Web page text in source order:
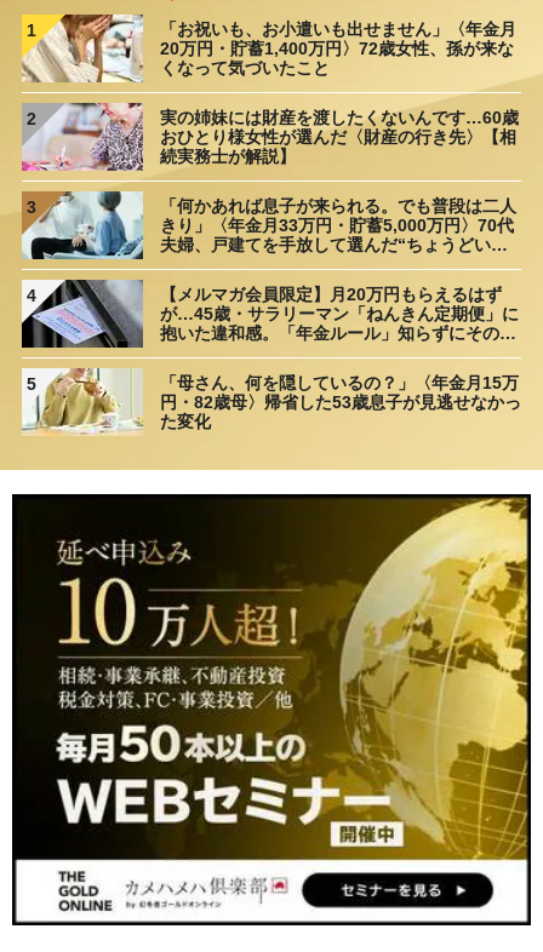
1
「お祝いも、お小遣いも出せません」〈年金月
20万円・貯蓄1,400万円〉72歳女性、孫が来な
くなって気づいたこと
2
実の姉妹には財産を渡したくないんです…60歳
おひとり様女性が選んだ〈財産の行き先〉【相
続実務士が解説】
3
「何かあれば息子が来られる。でも普段は二人
きり」〈年金月33万円・貯蓄5,000万円〉70代
夫婦、戸建てを手放して選んだ“ちょうどいい
距離”
4
【メルマガ会員限定】月20万円もらえるはず
が…45歳・サラリーマン「ねんきん定期便」に
抱いた違和感。「年金ルール」知らずにそのま
ま20年…65歳で受け取ることになる年金額に唖
然「何かの間違いでは？」
5
「母さん、何を隠しているの？」〈年金月15万
円・82歳母〉帰省した53歳息子が見逃せなかっ
た変化